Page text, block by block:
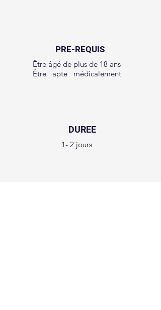
PRE-REQUIS
Être âgé de plus de 18 ans
Être apte médicalement
DUREE
1- 2 jours